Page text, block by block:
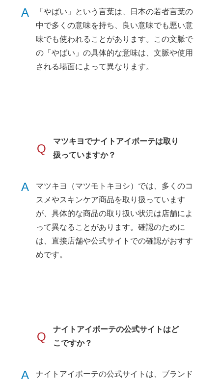
A
「やばい」という言葉は、日本の若者言葉の
中で多くの意味を持ち、良い意味でも悪い意
味でも使われることがあります。この文脈で
の「やばい」の具体的な意味は、文脈や使用
される場面によって異なります。
Q
マツキヨでナイトアイボーテは取り
扱っていますか？
A
マツキヨ（マツモトキヨシ）では、多くのコ
スメやスキンケア商品を取り扱っています
が、具体的な商品の取り扱い状況は店舗によ
って異なることがあります。確認のために
は、直接店舗や公式サイトでの確認がおすす
めです。
Q
ナイトアイボーテの公式サイトはど
こですか？
A
ナイトアイボーテの公式サイトは、ブランド